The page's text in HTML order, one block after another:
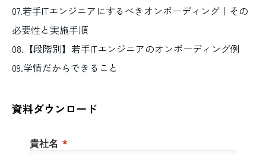
07.若手ITエンジニアにするべきオンボーディング｜その
必要性と実施手順
08.【段階別】若手ITエンジニアのオンボーディング例
09.学情だからできること
資料ダウンロード
貴社名